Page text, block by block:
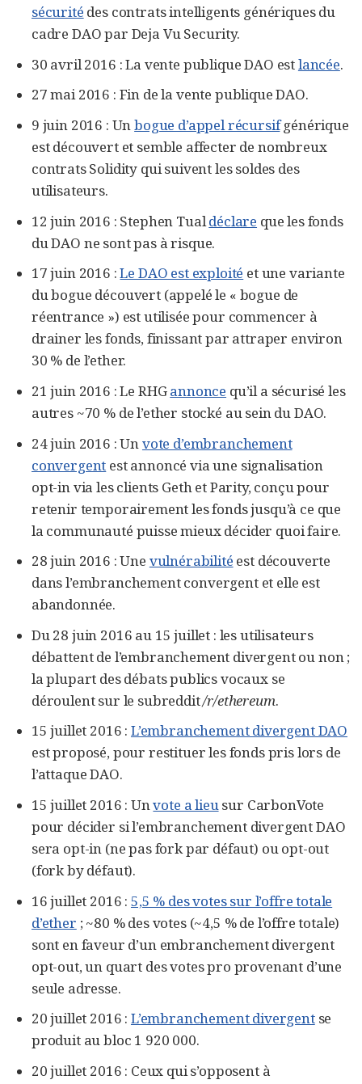
sécurité des contrats intelligents génériques du
cadre DAO par Deja Vu Security.
30 avril 2016 : La vente publique DAO estlancée.
27 mai 2016 : Fin de la vente publique DAO.
9 juin 2016 : Unbogue d’appel récursifgénérique
est découvert et semble affecter de nombreux
contrats Solidity qui suivent les soldes des
utilisateurs.
12 juin 2016 : Stephen Tualdéclare que les fonds
du DAO ne sont pas à risque.
17 juin 2016 :Le DAO est exploité et une variante
du bogue découvert (appelé le « bogue de
réentrance ») est utilisée pour commencer à
drainer les fonds, finissant par attraper environ
30 % de l’ether.
21 juin 2016 : Le RHGannonce qu’il a sécurisé les
autres ~70 % de l’ether stocké au sein du DAO.
24 juin 2016 : Un vote d’embranchement
convergent est annoncé via une signalisation
opt-in via les clients Geth et Parity, conçu pour
retenir temporairement les fonds jusqu’à ce que
la communauté puisse mieux décider quoi faire.
28 juin 2016 : Une vulnérabilité est découverte
dans l’embranchement convergent et elle est
abandonnée.
Du 28 juin 2016 au 15 juillet : les utilisateurs
débattent de l’embranchement divergent ou non ;
la plupart des débats publics vocaux se
déroulent sur le subreddit/r/ethereum.
15 juillet 2016 : L’embranchement divergent DAO
est proposé, pour restituer les fonds pris lors de
l’attaque DAO.
15 juillet 2016 : Unvote a lieusur CarbonVote
pour décider si l’embranchement divergent DAO
sera opt-in (ne pas fork par défaut) ou opt-out
(fork by défaut).
16 juillet 2016 : 5,5 % des votes sur l’offre totale
d’ether ; ~80 % des votes (~4,5 % de l’offre totale)
sont en faveur d’un embranchement divergent
opt-out, un quart des votes pro provenant d’une
seule adresse.
20 juillet 2016 : L’embranchement divergentse
produit au bloc 1 920 000.
20 juillet 2016 : Ceux qui s’opposent à